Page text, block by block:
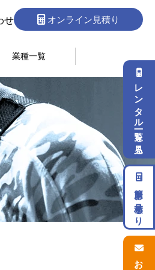
せ オンライン見積り
業種一覧
レンタル一覧を見る
簡単お見積もり